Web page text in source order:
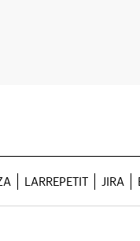
LARREPETIT JIRA